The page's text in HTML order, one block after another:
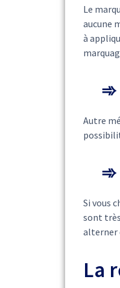
Le
aucune
à
Autre
Si vous
sont
alterner
La